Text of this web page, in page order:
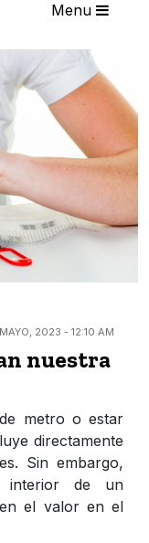
Menu
2023 - 12:10 AM
nuestra
metro o estar
directamente
Sin embargo,
interior de un
el valor en el